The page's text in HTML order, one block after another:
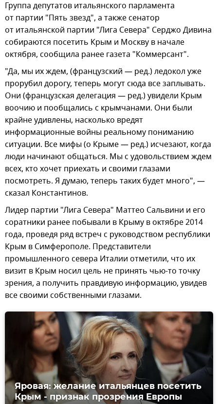
Группа депутатов итальянского парламента
от партии "Пять звезд", а также сенатор
от итальянской партии "Лига Севера" Серджо Дивина
собираются посетить Крым и Москву в начале
октября, сообщила ранее газета "Коммерсант".
"Да, мы их ждем, (французский — ред.) ледокол уже
прорубил дорогу, теперь могут сюда все заплывать.
Они (французская делегация — ред.) увидели Крым
воочию и пообщались с крымчанами. Они были
крайне удивлены, насколько вредят
информационные войны реальному пониманию
ситуации. Все мифы (о Крыме — ред.) исчезают, когда
люди начинают общаться. Мы с удовольствием ждем
всех, кто хочет приехать и своими глазами
посмотреть. Я думаю, теперь таких будет много", —
сказал Константинов.
Лидер партии "Лига Севера" Маттео Сальвини и его
соратники ранее побывали в Крыму в октябре 2014
года, проведя ряд встреч с руководством республики
Крым в Симферополе. Представители
промышленного севера Италии отметили, что их
визит в Крым носил цель не принять чью-то точку
зрения, а получить правдивую информацию, увидев
все своими собственными глазами.
Яровая: желание итальянцев посетить
Крым - признак прозрения Европы